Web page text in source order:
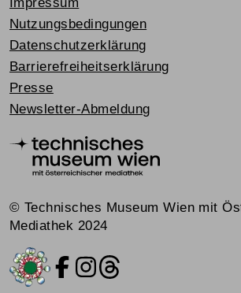
Nutzungsbedingungen
Datenschutzerklärung
Barrierefreiheitserklärung
Presse
Newsletter-Abmeldung
© Technisches Museum Wien mit
Mediathek 2024